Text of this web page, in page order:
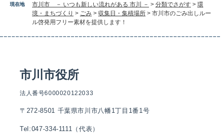
現在地 市川市 － いつも新しい流れがある 市川 － > 分類でさがす > 環
境・まちづくり > ごみ > 収集日・集積場所 > 市川市のごみ出しルー
ル啓発用フリー素材を提供します！
市川市役所
法人番号6000020122033
〒272-8501 千葉県市川市八幡1丁目1番1号
Tel:047-334-1111（代表）